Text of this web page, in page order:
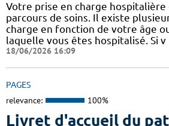
Votre prise en charge
parcours de soins. Il existe
charge en fonction de votre âge
laquelle vous êtes hospitalisé. Si v
18/06/2026 16:09
PAGES
relevance: 100%
Livret d'accueil du